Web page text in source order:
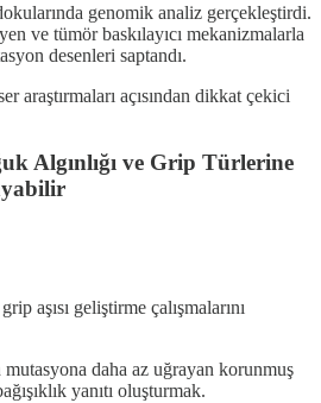
genomik analiz gerçekleştirdi.
ve tümör baskılayıcı mekanizmalarla
desenleri saptandı.
araştırmaları açısından dikkat çekici
Algınlığı ve Grip Türlerine
aşısı geliştirme çalışmalarını
daha az uğrayan korunmuş
yanıtı oluşturmak.